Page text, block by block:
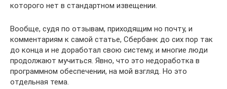
которого нет в стандартном извещении.
Вообще, судя по отзывам, приходящим но почту, и
комментариям к самой статье, Сбербанк до сих пор так
до конца и не доработал свою систему, и многие люди
продолжают мучиться. Явно, что это недоработка в
программном обеспечении, на мой взгляд. Но это
отдельная тема.